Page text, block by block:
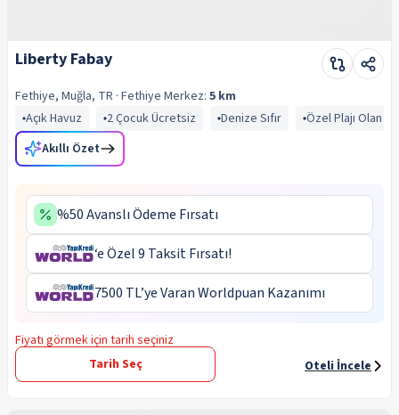
Liberty Fabay
Fethiye, Muğla, TR · Fethiye Merkez: 5 km
Açık Havuz
2 Çocuk Ücretsiz Denize Sıfır
Özel Plajı Olan
Akıllı Özet
%50 Avanslı Ödeme Fırsatı
‘e Özel 9 Taksit Fırsatı!
7500 TL’ye Varan Worldpuan Kazanımı
Fiyatı görmek için tarih seçiniz
Tarih Seç
Oteli İncele